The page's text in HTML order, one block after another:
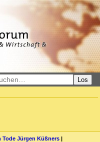
Los
Tode Jürgen Küßners |